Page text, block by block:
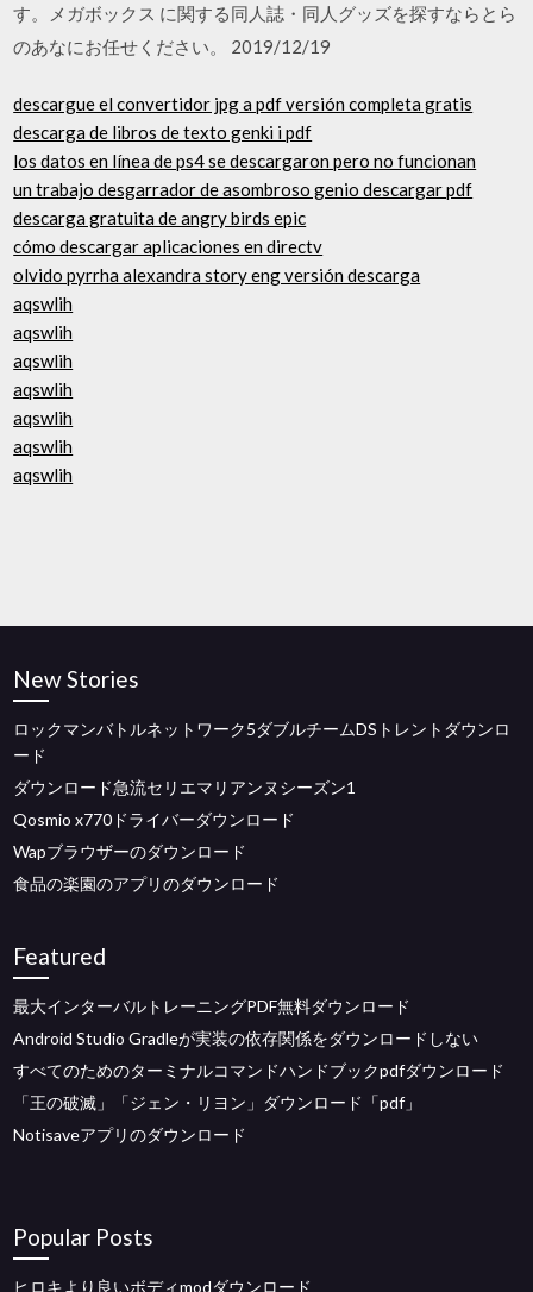
す。メガボックス に関する同人誌・同人グッズを探すならとら
のあなにお任せください。 2019/12/19
descargue el convertidor jpg a pdf versión completa gratis
descarga de libros de texto genki i pdf
los datos en línea de ps4 se descargaron pero no funcionan
un trabajo desgarrador de asombroso genio descargar pdf
descarga gratuita de angry birds epic
cómo descargar aplicaciones en directv
olvido pyrrha alexandra story eng versión descarga
aqswlih
aqswlih
aqswlih
aqswlih
aqswlih
aqswlih
aqswlih
New Stories
ロックマンバトルネットワーク5ダブルチームDSトレントダウンロ
ード
ダウンロード急流セリエマリアンヌシーズン1
Qosmio x770ドライバーダウンロード
Wapブラウザーのダウンロード
食品の楽園のアプリのダウンロード
Featured
最大インターバルトレーニングPDF無料ダウンロード
Android Studio Gradleが実装の依存関係をダウンロードしない
すべてのためのターミナルコマンドハンドブックpdfダウンロード
「王の破滅」「ジェン・リヨン」ダウンロード「pdf」
Notisaveアプリのダウンロード
Popular Posts
ヒロキより良いボディmodダウンロード